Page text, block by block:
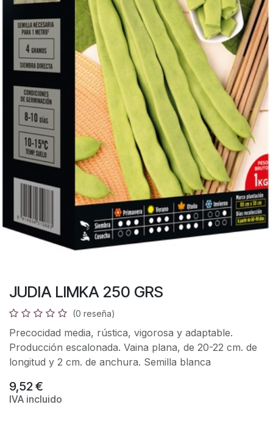
JUDIA LIMKA 250 GRS
(0 reseña)
Precocidad media, rústica, vigorosa y adaptable.
Producción escalonada. Vaina plana, de 20-22 cm. de
longitud y 2 cm. de anchura. Semilla blanca
9,52€
IVA incluido